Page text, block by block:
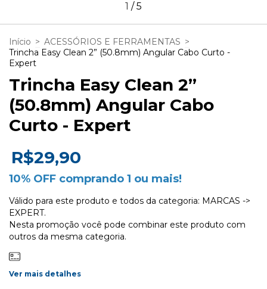
1 /5
Início > ACESSÓRIOS E FERRAMENTAS >
Trincha Easy Clean 2” (50.8mm) Angular Cabo Curto -
Expert
Trincha Easy Clean 2”
(50.8mm) Angular Cabo
Curto - Expert
R$29,90
10% OFF comprando 1 ou mais!
Válido para este produto e todos da categoria: MARCAS ->
EXPERT.
Nesta promoção você pode combinar este produto com
outros da mesma categoria.
Ver mais detalhes